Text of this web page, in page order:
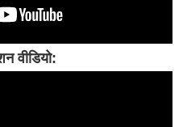
वीडियो: